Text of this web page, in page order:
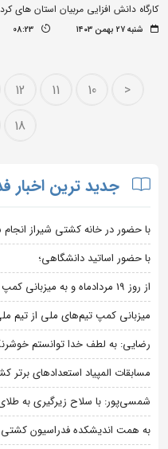
کارگاه دانش افزایی مربیان استان های
شنبه ۲۷ بهمن ۱۴۰۳ 08:23
<
10
11
12
18
جدید ترین اخبار
با حضور در خانه کشتی شیراز انجام
با حضور اساتید دانشگاهی؛
از روز 19 مردادماه و به میزبانی کمپ تیم های ملی؛
میزبانی کمپ تیم‌های ملی از تیم
رضایی: به لطف خدا توانستم
مسابقات المپیاد استعدادهای برتر
شمسی‌پور: با سلاح زیرگیری به
به همت اندیشکده فدراسیون کشتی